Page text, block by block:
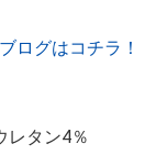
ログはコチラ！
レタン4％